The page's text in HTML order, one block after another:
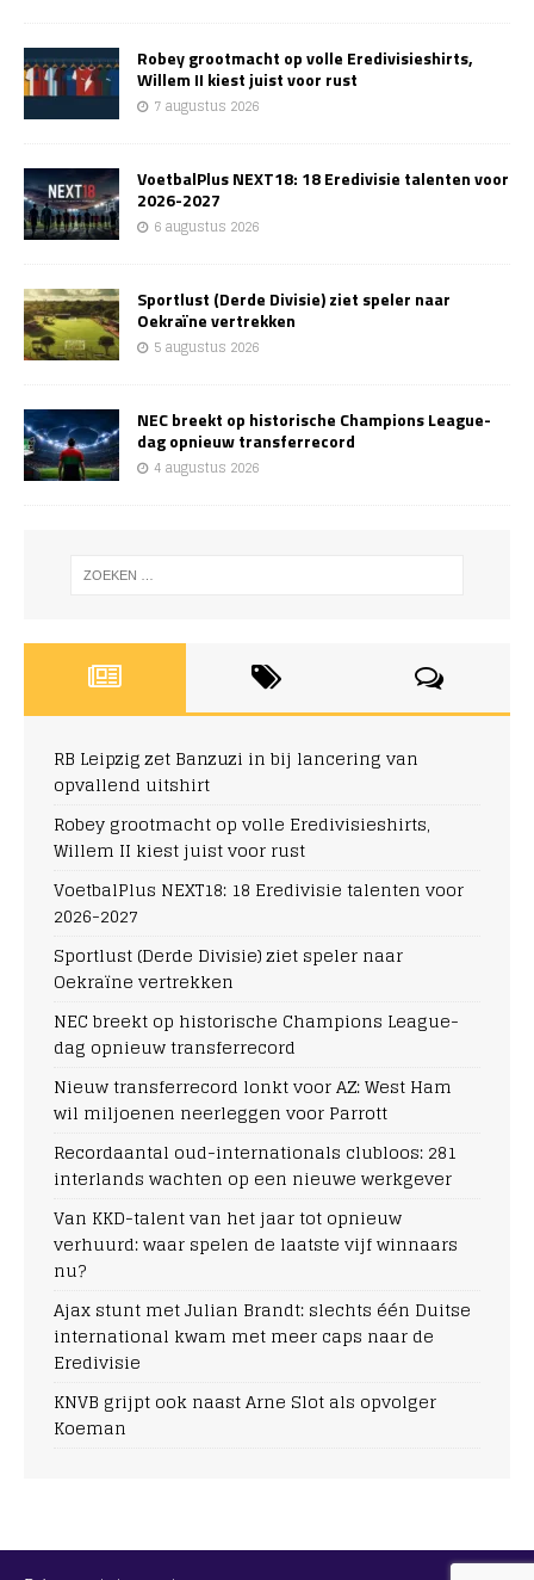
Robey grootmacht op volle Eredivisieshirts,
Willem II kiest juist voor rust
7 augustus 2026
VoetbalPlus NEXT18: 18 Eredivisie talenten voor
2026-2027
6 augustus 2026
Sportlust (Derde Divisie) ziet speler naar
Oekraïne vertrekken
5 augustus 2026
NEC breekt op historische Champions League-
dag opnieuw transferrecord
4 augustus 2026
RB Leipzig zet Banzuzi in bij lancering van
opvallend uitshirt
Robey grootmacht op volle Eredivisieshirts,
Willem II kiest juist voor rust
VoetbalPlus NEXT18: 18 Eredivisie talenten voor
2026-2027
Sportlust (Derde Divisie) ziet speler naar
Oekraïne vertrekken
NEC breekt op historische Champions League-
dag opnieuw transferrecord
Nieuw transferrecord lonkt voor AZ: West Ham
wil miljoenen neerleggen voor Parrott
Recordaantal oud-internationals clubloos: 281
interlands wachten op een nieuwe werkgever
Van KKD-talent van het jaar tot opnieuw
verhuurd: waar spelen de laatste vijf winnaars
nu?
Ajax stunt met Julian Brandt: slechts één Duitse
international kwam met meer caps naar de
Eredivisie
KNVB grijpt ook naast Arne Slot als opvolger
Koeman